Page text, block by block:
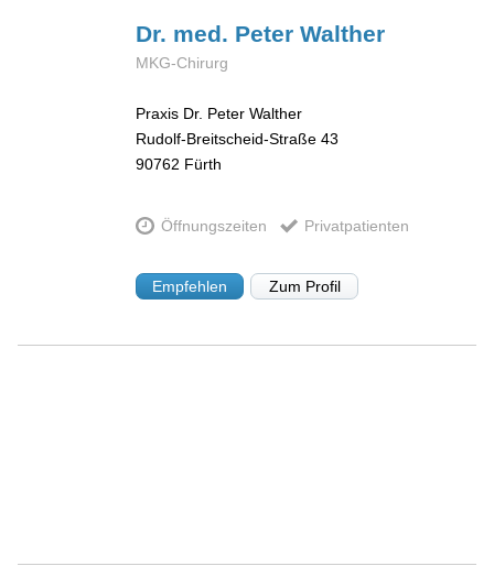
Dr. med. PeterWalther
MKG-Chirurg
Praxis Dr. Peter Walther
Rudolf-Breitscheid-Straße 43
90762 Fürth
Öffnungszeiten Privatpatienten
Empfehlen Zum Profil